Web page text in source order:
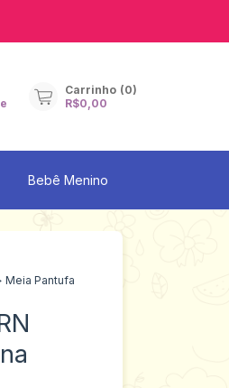
Carrinho (0)
R$0,00
Bebê Menino
Meia Pantufa